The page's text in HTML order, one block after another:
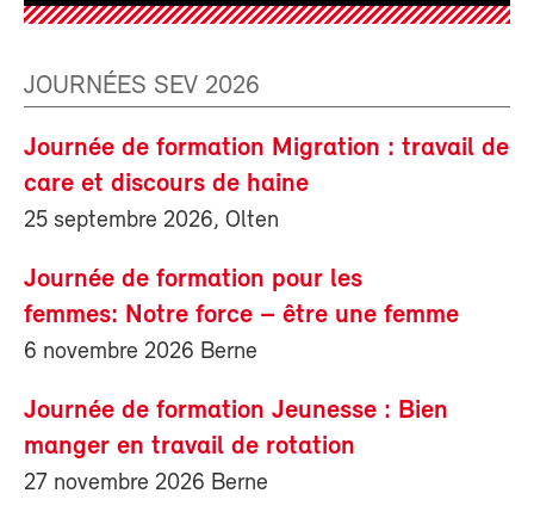
JOURNÉES SEV 2026
Journée de formation Migration : travail de
care et discours de haine
25 septembre 2026, Olten
Journée de formation pour les
femmes: Notre force – être une femme
6 novembre 2026 Berne
Journée de formation Jeunesse : Bien
manger en travail de rotation
27 novembre 2026 Berne